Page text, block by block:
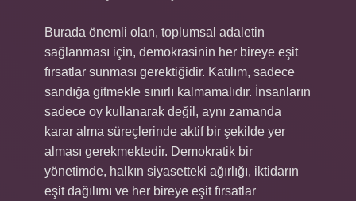
Burada önemli olan, toplumsal adaletin
sağlanması için, demokrasinin her bireye eşit
fırsatlar sunması gerektiğidir. Katılım, sadece
sandığa gitmekle sınırlı kalmamalıdır. İnsanların
sadece oy kullanarak değil, aynı zamanda
karar alma süreçlerinde aktif bir şekilde yer
alması gerekmektedir. Demokratik bir
yönetimde, halkın siyasetteki ağırlığı, iktidarın
eşit dağılımı ve her bireye eşit fırsatlar